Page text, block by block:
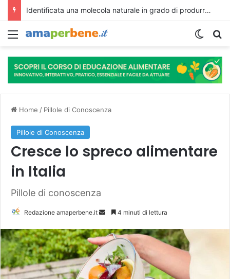
Identificata una molecola naturale in grado di produrre effetti simili a Ozempic negli animali, senza tuttavia presentare molti degli effetti collaterali.
Menu
Home / Pillole di Conoscenza
Pillole di Conoscenza
Cresce lo spreco alimentare
in Italia
Pillole di conoscenza
Redazione amaperbene.it
v
a
u
4 minuti di lettura